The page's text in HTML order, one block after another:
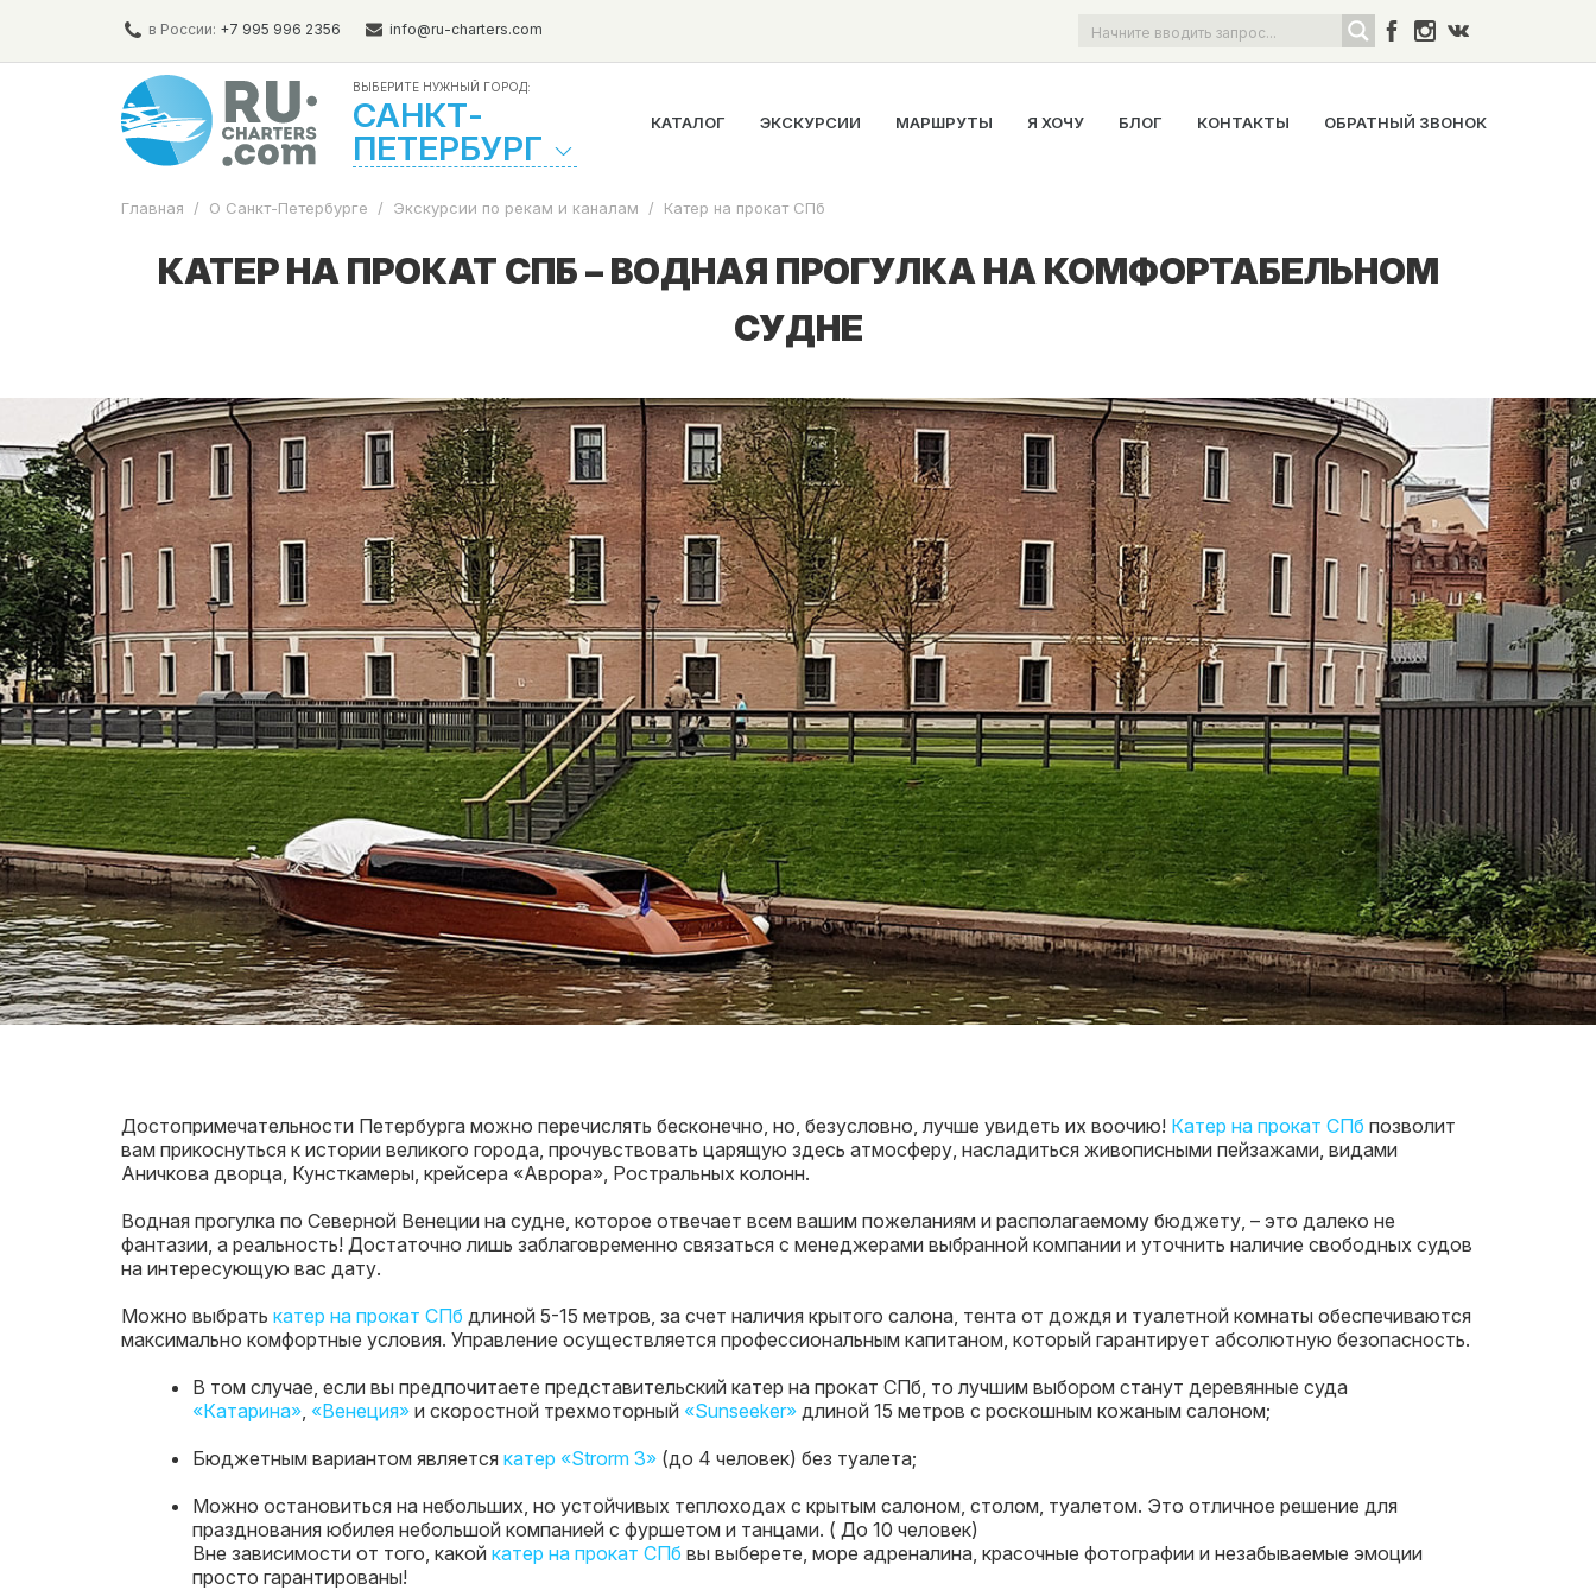
в России: +7 995 996 2356 info@ru-charters.com
ВЫБЕРИТЕ НУЖНЫЙ ГОРОД:
САНКТ-
ПЕТЕРБУРГ
КАТАЛОГ ЭКСКУРСИИ МАРШРУТЫ Я ХОЧУ БЛОГ КОНТАКТЫ ОБРАТНЫЙ ЗВОНОК
Главная / О Санкт-Петербурге / Экскурсии по рекам и каналам / Катер на прокат СПб
КАТЕР НА ПРОКАТ СПБ – ВОДНАЯ ПРОГУЛКА НА КОМФОРТАБЕЛЬНОМ
СУДНЕ
Достопримечательности Петербурга можно перечислять бесконечно, но, безусловно, лучше увидеть их воочию! Катер на прокат СПб позволит
вам прикоснуться к истории великого города, прочувствовать царящую здесь атмосферу, насладиться живописными пейзажами, видами
Аничкова дворца, Кунсткамеры, крейсера «Аврора», Ростральных колонн.
Водная прогулка по Северной Венеции на судне, которое отвечает всем вашим пожеланиям и располагаемому бюджету, – это далеко не
фантазии, а реальность! Достаточно лишь заблаговременно связаться с менеджерами выбранной компании и уточнить наличие свободных судов
на интересующую вас дату.
Можно выбрать катер на прокат СПб длиной 5-15 метров, за счет наличия крытого салона, тента от дождя и туалетной комнаты обеспечиваются
максимально комфортные условия. Управление осуществляется профессиональным капитаном, который гарантирует абсолютную безопасность.
В том случае, если вы предпочитаете представительский катер на прокат СПб, то лучшим выбором станут деревянные суда
«Катарина», «Венеция» и скоростной трехмоторный «Sunseeker» длиной 15 метров с роскошным кожаным салоном;
Бюджетным вариантом является катер «Strorm 3» (до 4 человек) без туалета;
Можно остановиться на небольших, но устойчивых теплоходах с крытым салоном, столом, туалетом. Это отличное решение для
празднования юбилея небольшой компанией с фуршетом и танцами. ( До 10 человек)
Вне зависимости от того, какой катер на прокат СПб вы выберете, море адреналина, красочные фотографии и незабываемые эмоции
просто гарантированы!